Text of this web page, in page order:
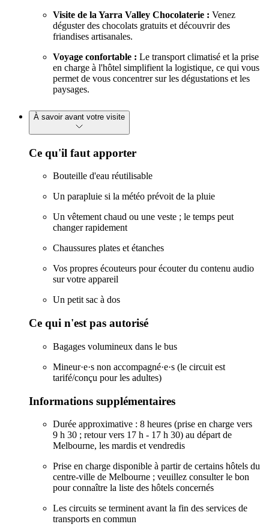
Visite de la Yarra Valley Chocolaterie : Venez
déguster des chocolats gratuits et découvrir des
friandises artisanales.
Voyage confortable : Le transport climatisé et la prise
en charge à l'hôtel simplifient la logistique, ce qui vous
permet de vous concentrer sur les dégustations et les
paysages.
À savoir avant votre visite
Ce qu'il faut apporter
Bouteille d'eau réutilisable
Un parapluie si la météo prévoit de la pluie
Un vêtement chaud ou une veste ; le temps peut
changer rapidement
Chaussures plates et étanches
Vos propres écouteurs pour écouter du contenu audio
sur votre appareil
Un petit sac à dos
Ce qui n'est pas autorisé
Bagages volumineux dans le bus
Mineur·e·s non accompagné·e·s (le circuit est
tarifé/conçu pour les adultes)
Informations supplémentaires
Durée approximative : 8 heures (prise en charge vers
9 h 30 ; retour vers 17 h - 17 h 30) au départ de
Melbourne, les mardis et vendredis
Prise en charge disponible à partir de certains hôtels du
centre-ville de Melbourne ; veuillez consulter le bon
pour connaître la liste des hôtels concernés
Les circuits se terminent avant la fin des services de
transports en commun